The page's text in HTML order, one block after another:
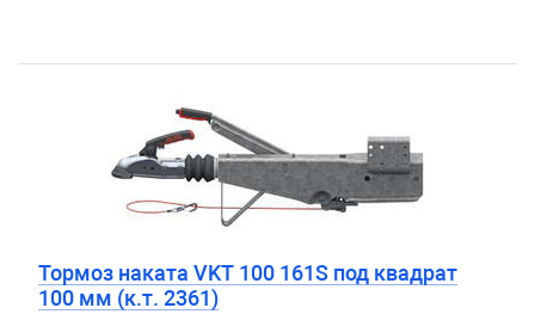
Тормоз наката VKT 100 161S под квадрат
100 мм (к.т. 2361)